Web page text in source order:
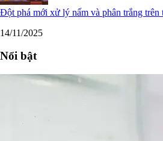
Đột phá mới xử lý nấm và phân trắng trên
14/11/2025
Nổi bật